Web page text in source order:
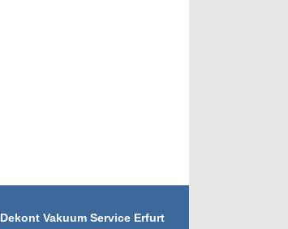
Dekont Vakuum Service Erfurt